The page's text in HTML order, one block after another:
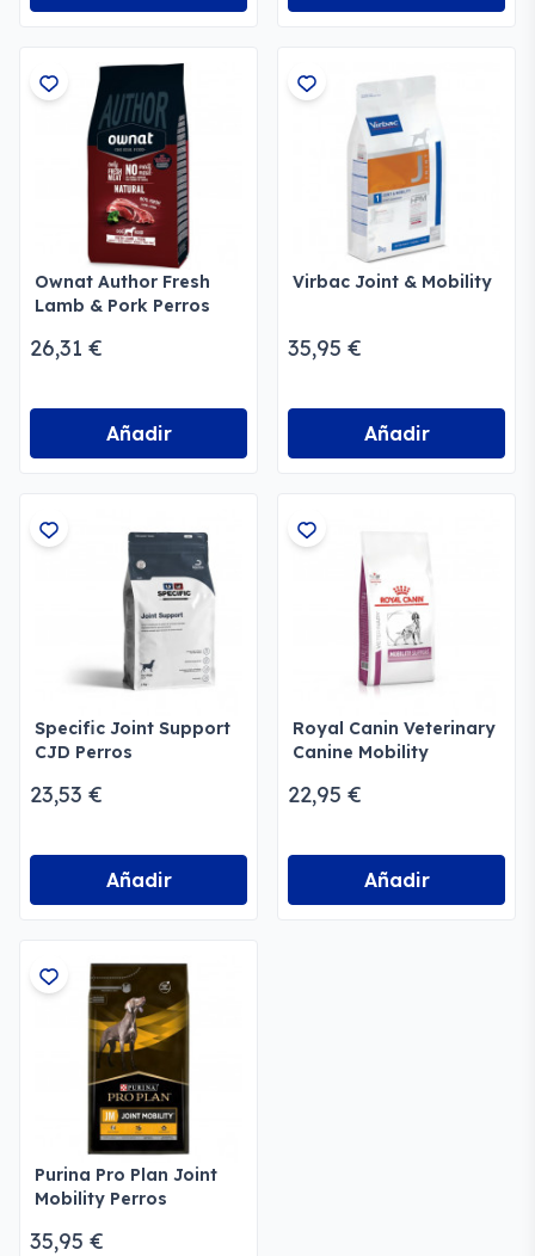
Ownat Author Fresh
Lamb & Pork Perros
26,31 €
Añadir
Virbac Joint & Mobility
35,95 €
Añadir
Specific Joint Support
CJD Perros
23,53 €
Añadir
Royal Canin Veterinary
Canine Mobility
22,95 €
Añadir
Purina Pro Plan Joint
Mobility Perros
35,95 €